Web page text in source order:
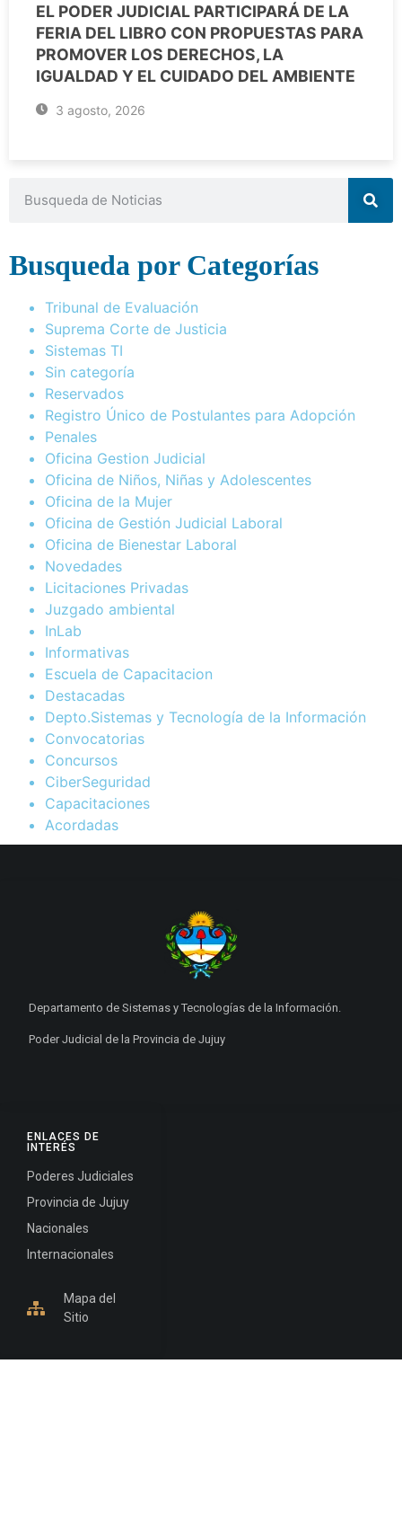
EL PODER JUDICIAL PARTICIPARÁ DE LA
FERIA DEL LIBRO CON PROPUESTAS PARA
PROMOVER LOS DERECHOS, LA
IGUALDAD Y EL CUIDADO DEL AMBIENTE
3 agosto, 2026
Busqueda por Categorías
Tribunal de Evaluación
Suprema Corte de Justicia
Sistemas TI
Sin categoría
Reservados
Registro Único de Postulantes para Adopción
Penales
Oficina Gestion Judicial
Oficina de Niños, Niñas y Adolescentes
Oficina de la Mujer
Oficina de Gestión Judicial Laboral
Oficina de Bienestar Laboral
Novedades
Licitaciones Privadas
Juzgado ambiental
InLab
Informativas
Escuela de Capacitacion
Destacadas
Depto.Sistemas y Tecnología de la Información
Convocatorias
Concursos
CiberSeguridad
Capacitaciones
Acordadas
ENLACES DE
INTERÉS
Poderes Judiciales
Provincia de Jujuy
Nacionales
Internacionales
Mapa del
Sitio
Departamento de Sistemas y Tecnologías de la Información.
Poder Judicial de la Provincia de Jujuy